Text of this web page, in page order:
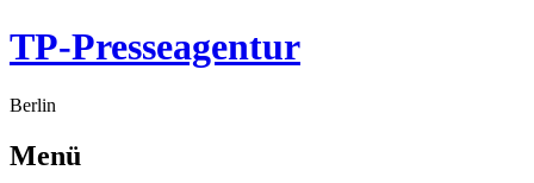
TP-Presseagentur
Berlin
Menü